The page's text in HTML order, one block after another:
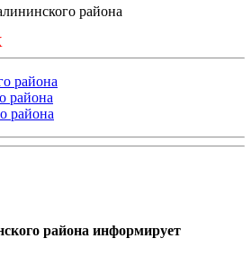
района информирует